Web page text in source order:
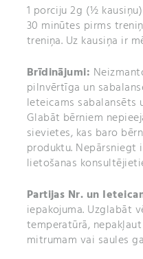
1 porciju 2g (½
30 minūtes pirms
treniņa. Uz kausiņa ir
Brīdinājumi:
pilnvērtīga un
Ieteicams sabalansēts
Glabāt bērniem
sievietes, kas baro
produktu. Nepārsniegt
lietošanas
Partijas Nr. un
iepakojuma. Uzglabāt
temperatūrā,
mitrumam vai saules